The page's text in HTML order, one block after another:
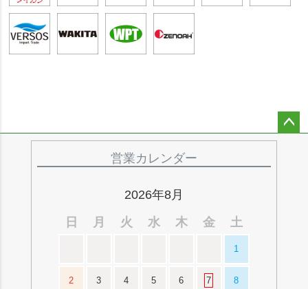
営業カレンダー
2026年8月
日
月 火 水 木 金 土
1
2 3 4 5 6 7 8